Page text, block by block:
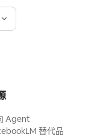
Agent
替代品